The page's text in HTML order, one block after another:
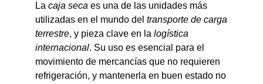
La caja seca es una de las unidades más
utilizadas en el mundo del transporte de carga
terrestre, y pieza clave en la logística
internacional. Su uso es esencial para el
movimiento de mercancías que no requieren
refrigeración, y mantenerla en buen estado no